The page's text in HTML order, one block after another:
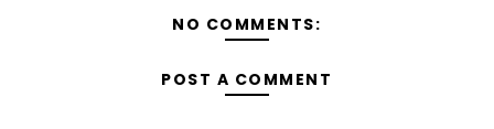
NO COMMENTS:
POST A COMMENT